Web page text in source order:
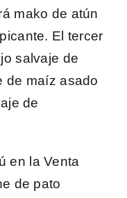
mako de atún
El tercer
salvaje de
de maíz asado
de
en laVenta
de pato